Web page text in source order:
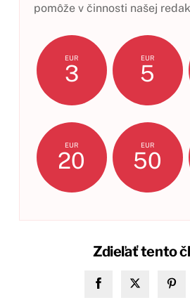
pomôže v činnosti našej
EUR
3
EUR
5
EUR
20
EUR
50
Zdieľať tento